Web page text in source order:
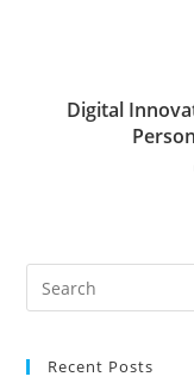
Digital
Recent Posts